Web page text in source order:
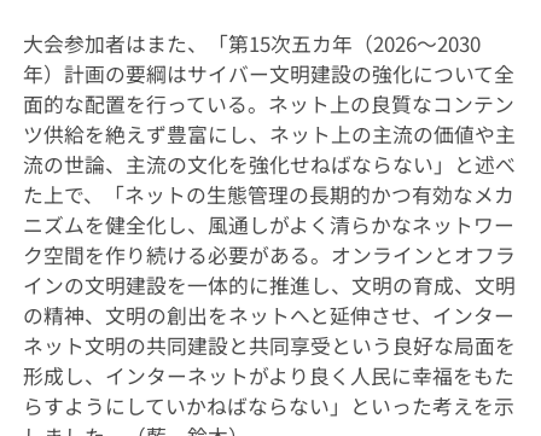
大会参加者はまた、「第15次五カ年（2026～2030
年）計画の要綱はサイバー文明建設の強化について全
面的な配置を行っている。ネット上の良質なコンテン
ツ供給を絶えず豊富にし、ネット上の主流の価値や主
流の世論、主流の文化を強化せねばならない」と述べ
た上で、「ネットの生態管理の長期的かつ有効なメカ
ニズムを健全化し、風通しがよく清らかなネットワー
ク空間を作り続ける必要がある。オンラインとオフラ
インの文明建設を一体的に推進し、文明の育成、文明
の精神、文明の創出をネットへと延伸させ、インター
ネット文明の共同建設と共同享受という良好な局面を
形成し、インターネットがより良く人民に幸福をもた
らすようにしていかねばならない」といった考えを示